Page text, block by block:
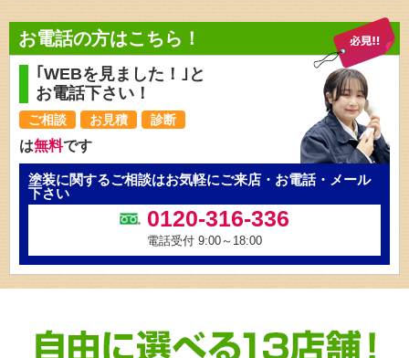
お電話の方はこちら！
｢WEBを見ました！｣と
お電話下さい！
ご相談 お見積 診断
は無料です
塗装に関するご相談はお気軽にご来店・お電話・メール
下さい
0120-316-336
電話受付 9:00～18:00